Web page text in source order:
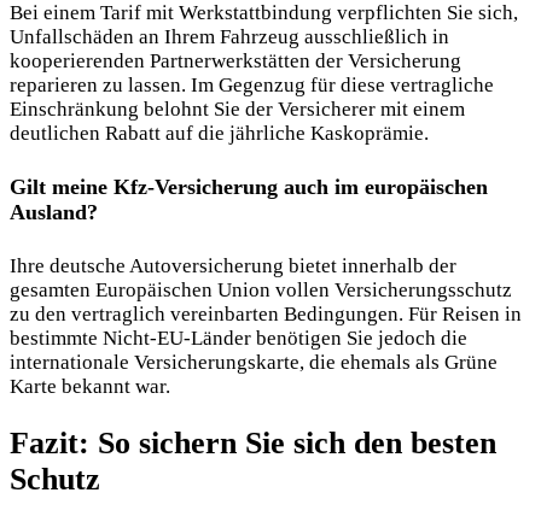
Bei einem Tarif mit Werkstattbindung verpflichten Sie sich,
Unfallschäden an Ihrem Fahrzeug ausschließlich in
kooperierenden Partnerwerkstätten der Versicherung
reparieren zu lassen. Im Gegenzug für diese vertragliche
Einschränkung belohnt Sie der Versicherer mit einem
deutlichen Rabatt auf die jährliche Kaskoprämie.
Gilt meine Kfz-Versicherung auch im europäischen
Ausland?
Ihre deutsche Autoversicherung bietet innerhalb der
gesamten Europäischen Union vollen Versicherungsschutz
zu den vertraglich vereinbarten Bedingungen. Für Reisen in
bestimmte Nicht-EU-Länder benötigen Sie jedoch die
internationale Versicherungskarte, die ehemals als Grüne
Karte bekannt war.
Fazit: So sichern Sie sich den besten
Schutz